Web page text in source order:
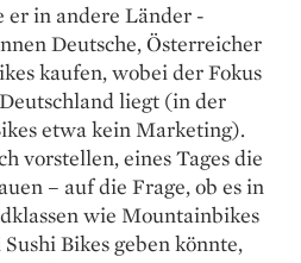
er in andere Länder
Deutsche, Öster­reicher
kaufen, wobei der Fokus
liegt (in der
etwa kein Marketing).
vorstellen, eines Tages die
– auf die Frage, ob es in
wie Mountainbikes
Bikes geben könnte,